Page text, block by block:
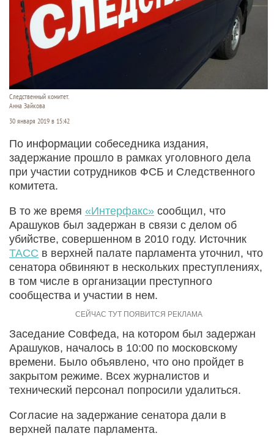
Следственный комитет.
Анна Зайкова
30 января 2019 в 15:42
По информации собеседника издания,
задержание прошло в рамках уголовного дела
при участии сотрудников ФСБ и Следственного
комитета.
В то же время «Интерфакс» сообщил, что
Арашуков был задержан в связи с делом об
убийстве, совершенном в 2010 году. Источник
ТАСС в верхней палате парламента уточнил, что
сенатора обвиняют в нескольких преступлениях,
в том числе в организации преступного
сообщества и участии в нем.
Заседание Совфеда, на котором был задержан
Арашуков, началось в 10:00 по московскому
времени. Было объявлено, что оно пройдет в
закрытом режиме. Всех журналистов и
технический персонал попросили удалиться.
Согласие на задержание сенатора дали в
верхней палате парламента.